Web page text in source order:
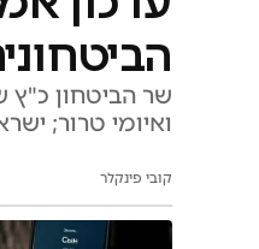
שר הביטחון כ"ץ
ואיומי טרור;
קובי פינקלר